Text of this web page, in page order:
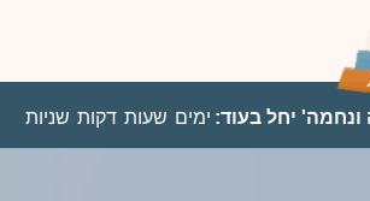
ונחמה' יחל בעוד: ימים שעות דקות שניות